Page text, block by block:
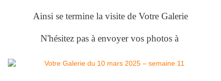
Ainsi se termine la visite de Votre Galerie
N'hésitez pas à envoyer vos photos à